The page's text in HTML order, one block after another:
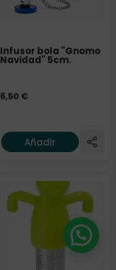
Infusor bola "Gnomo
Navidad" 5cm.
6,50 €
Añadir